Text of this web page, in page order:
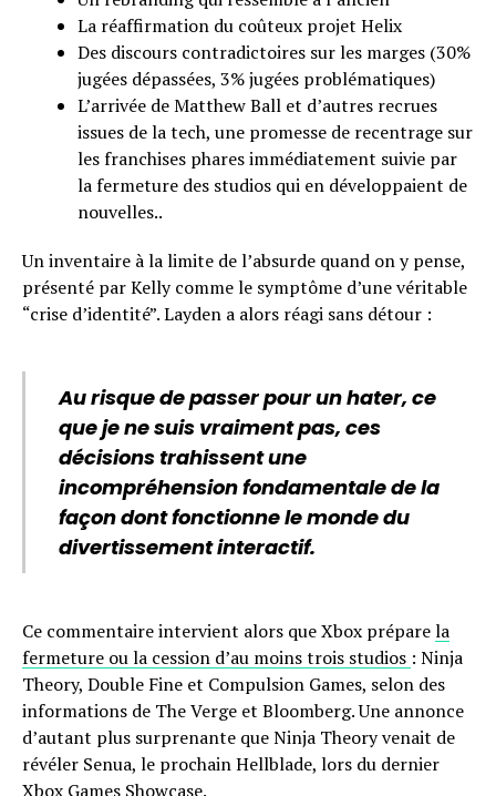
La réaffirmation du coûteux projet Helix
Des discours contradictoires sur les marges (30%
jugées dépassées, 3% jugées problématiques)
L’arrivée de Matthew Ball et d’autres recrues
issues de la tech, une promesse de recentrage sur
les franchises phares immédiatement suivie par
la fermeture des studios qui en développaient de
nouvelles..
Un inventaire à la limite de l’absurde quand on y pense,
présenté par Kelly comme le symptôme d’une véritable
“crise d’identité”. Layden a alors réagi sans détour :
Au risque de passer pour un hater, ce
que je ne suis vraiment pas, ces
décisions trahissent une
incompréhension fondamentale de la
façon dont fonctionne le monde du
divertissement interactif.
Ce commentaire intervient alors que Xbox préparela
fermeture ou la cession d’au moins trois studios : Ninja
Theory, Double Fine et Compulsion Games, selon des
informations de The Verge et Bloomberg. Une annonce
d’autant plus surprenante que Ninja Theory venait de
révéler Senua, le prochain Hellblade, lors du dernier
Xbox Games Showcase.